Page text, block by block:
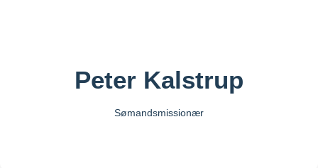
Peter Kalstrup
Sømandsmissionær